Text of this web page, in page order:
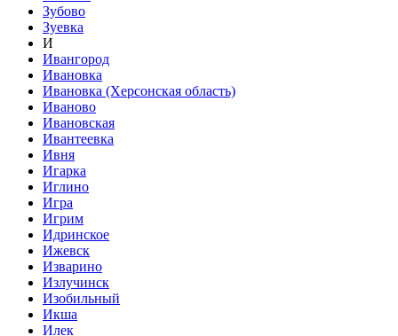
Зубово
Зуевка
И
Ивангород
Ивановка
Ивановка (Херсонская область)
Иваново
Ивановская
Ивантеевка
Ивня
Игарка
Иглино
Игра
Игрим
Идринское
Ижевск
Изварино
Излучинск
Изобильный
Икша
Илек